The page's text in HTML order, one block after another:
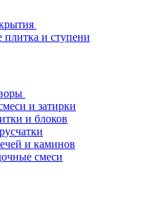
и ступени
и затирки
и блоков
и каминов
смеси